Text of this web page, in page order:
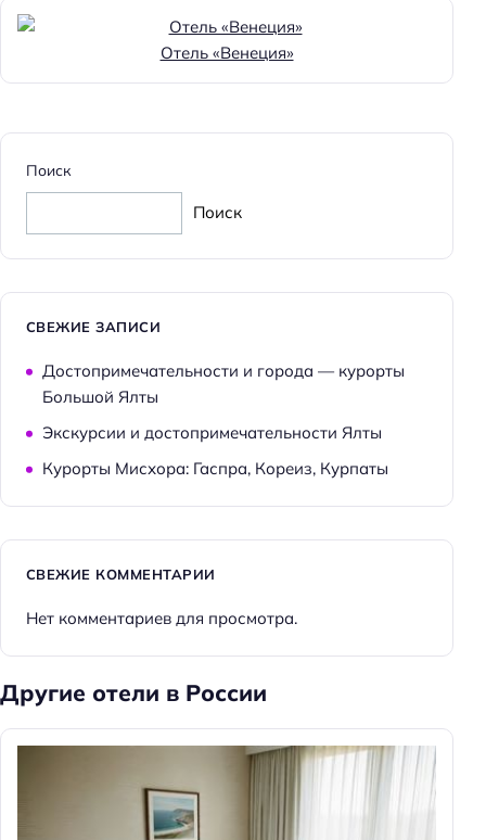
Отель «Венеция»
Поиск
Поиск
СВЕЖИЕ ЗАПИСИ
Достопримечательности и города — курорты
Большой Ялты
Экскурсии и достопримечательности Ялты
Курорты Мисхора: Гаспра, Кореиз, Курпаты
СВЕЖИЕ КОММЕНТАРИИ
Нет комментариев для просмотра.
Другие отели в России